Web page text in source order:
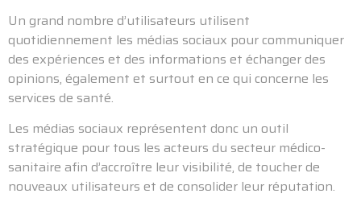
Un grand nombre d’utilisateurs utilisent
quotidiennement les médias sociaux pour communiquer
des expériences et des informations et échanger des
opinions, également et surtout en ce qui concerne les
services de santé.
Les médias sociaux représentent donc un outil
stratégique pour tous les acteurs du secteur médico-
sanitaire afin d’accroître leur visibilité, de toucher de
nouveaux utilisateurs et de consolider leur réputation.